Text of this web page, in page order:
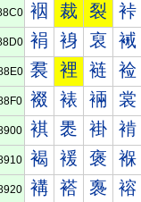
裀 裁 裂 裃
裐 裑 裒 裓
裠 裡 裢 裣
裰 裱 裲 裳
褀 褁 褂 褃
褐 褑 褒 褓
褠 褡 褢 褣